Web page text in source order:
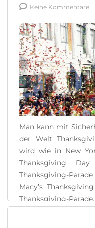
Keine Kommentare
Man kann mit
der Welt
wird wie in New
Thanksgiving
Thanksgiving-
Macy’s
Thanksgiving-